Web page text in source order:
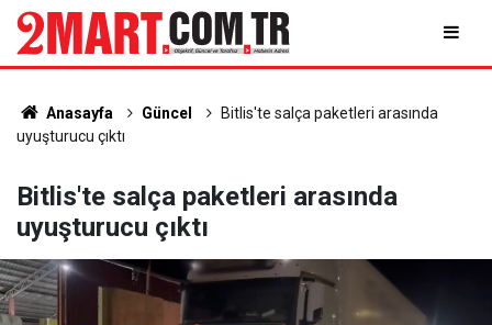
Anasayfa Güncel
Bitlis'te salça paketleri arasında
uyuşturucu çıktı
Bitlis'te salça paketleri arasında
uyuşturucu çıktı